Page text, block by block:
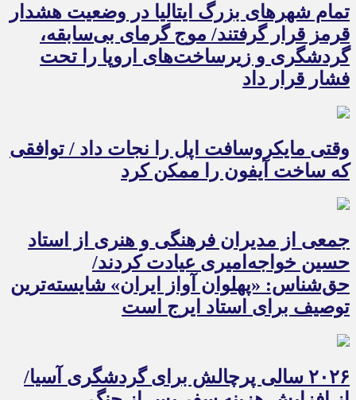
تمام شهرهای بزرگ ایتالیا در وضعیت هشدار
قرمز قرار گرفتند/ موج گرمای بی‌سابقه،
گردشگری و زیرساخت‌های اروپا را تحت
فشار قرار داد
وقتی مایکروسافت اپل را نجات داد / توافقی
که ساخت آیفون را ممکن کرد
جمعی از مدیران فرهنگی و هنری از استاد
حسین خواجه‌امیری عیادت کردند/
حق‌شناس: «پهلوان آواز ایران» شایسته‌ترین
توصیف برای استاد ایرج است
۲۰۲۶ سالی پرچالش برای گردشگری آسیا/